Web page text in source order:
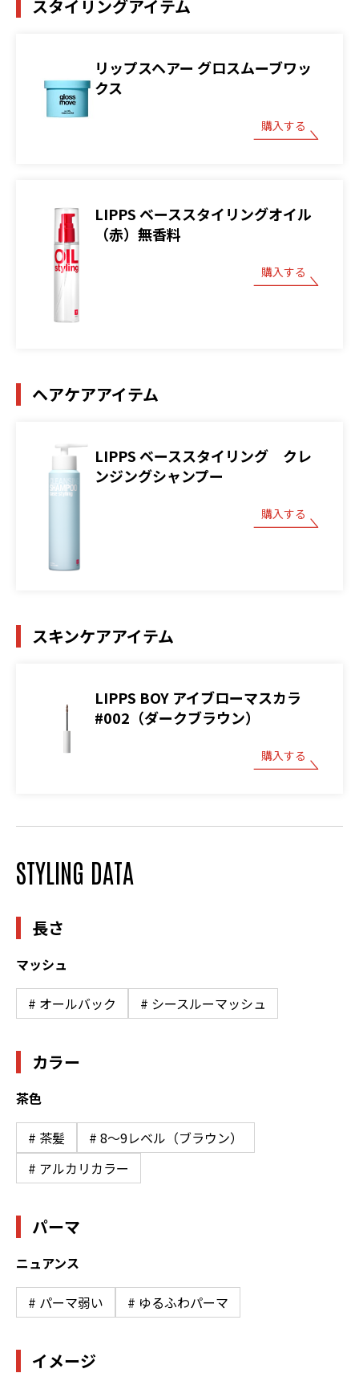
スタイリングアイテム
リップスヘアー グロスムーブワッ
クス
購入する
LIPPS ベーススタイリングオイル
（赤）無香料
購入する
ヘアケアアイテム
LIPPS ベーススタイリング クレ
ンジングシャンプー
購入する
スキンケアアイテム
LIPPS BOY アイブローマスカラ
#002（ダークブラウン）
購入する
STYLING DATA
長さ
マッシュ
# オールバック # シースルーマッシュ
カラー
茶色
# 茶髪
# 8〜9レベル（ブラウン）
# アルカリカラー
パーマ
ニュアンス
# パーマ弱い # ゆるふわパーマ
イメージ